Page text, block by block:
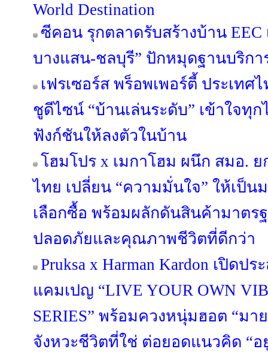
World Destination
ซีคอน รุกตลาดรับสร้างบ้าน EEC
บางแสน-ชลบุรี” ปักหมุดฐานบริก
เฟรเซอร์ส พร็อพเพอร์ตี้ ประเท
ชูดีไซน์ “บ้านเล่นระดับ” เข้าใจทุ
ฟังก์ชันให้ลงตัวในบ้าน
โฮมโปร x เมกาโฮม ผนึก สมอ.
ไทย เปลี่ยน “ความมั่นใจ” ให้เป็น
เลือกซื้อ พร้อมผลักดันสินค้ามาตร
ปลอดภัยและคุณภาพชีวิตที่ดีกว่า
Pruksa x Harman Kardon เปิด
แคมเปญ “LIVE YOUR OWN
SERIES” พร้อมควงหนุ่มฮอต “ม
จังหวะชีวิตที่ใช่ ต่อยอดแนวคิด “อ